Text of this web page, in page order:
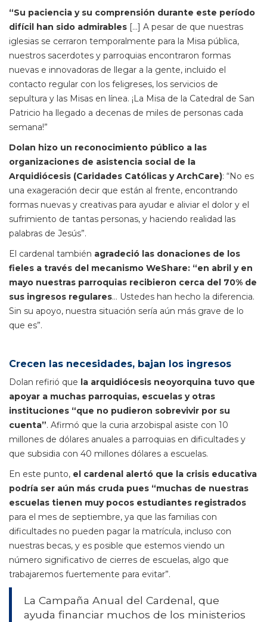
“Su paciencia y su comprensión durante este período
difícil han sido admirables […] A pesar de que nuestras
iglesias se cerraron temporalmente para la Misa pública,
nuestros sacerdotes y parroquias encontraron formas
nuevas e innovadoras de llegar a la gente, incluido el
contacto regular con los feligreses, los servicios de
sepultura y las Misas en línea. ¡La Misa de la Catedral de San
Patricio ha llegado a decenas de miles de personas cada
semana!”
Dolan hizo un reconocimiento público a las
organizaciones de asistencia social de la
Arquidiócesis (Caridades Católicas y ArchCare): “No es
una exageración decir que están al frente, encontrando
formas nuevas y creativas para ayudar e aliviar el dolor y el
sufrimiento de tantas personas, y haciendo realidad las
palabras de Jesús”.
El cardenal también agradeció las donaciones de los
fieles a través del mecanismo WeShare: “en abril y en
mayo nuestras parroquias recibieron cerca del 70% de
sus ingresos regulares… Ustedes han hecho la diferencia.
Sin su apoyo, nuestra situación sería aún más grave de lo
que es”.
Crecen las necesidades, bajan los ingresos
Dolan refirió que la arquidiócesis neoyorquina tuvo que
apoyar a muchas parroquias, escuelas y otras
instituciones “que no pudieron sobrevivir por su
cuenta”. Afirmó que la curia arzobispal asiste con 10
millones de dólares anuales a parroquias en dificultades y
que subsidia con 40 millones dólares a escuelas.
En este punto, el cardenal alertó que la crisis educativa
podría ser aún más cruda pues “muchas de nuestras
escuelas tienen muy pocos estudiantes registrados
para el mes de septiembre, ya que las familias con
dificultades no pueden pagar la matrícula, incluso con
nuestras becas, y es posible que estemos viendo un
número significativo de cierres de escuelas, algo que
trabajaremos fuertemente para evitar”.
La Campaña Anual del Cardenal, que
ayuda financiar muchos de los ministerios